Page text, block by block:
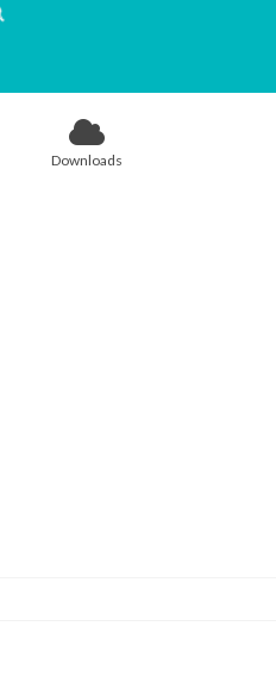
Downloads